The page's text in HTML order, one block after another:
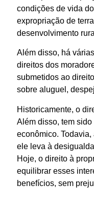
condições de vida
expropriação de
desenvolvimento
Além disso, há
direitos dos
submetidos ao
sobre aluguel,
Historicamente, o
Além disso, tem
econômico.
ele leva à
Hoje, o direito à
equilibrar esses
benefícios, sem